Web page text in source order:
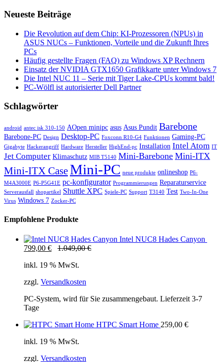
Neueste Beiträge
Die Revolution auf dem Chip: KI-Prozessoren (NPUs) in
ASUS NUCs – Funktionen, Vorteile und die Zukunft Ihres
PCs
Häufig gestellte Fragen (FAQ) zu Windows XP Rechnern
Einsatz der NVIDIA GTX1650 Grafikkarte unter Windows 7
Die Intel NUC 11 – Serie mit Tiger Lake-CPUs kommt bald!
PC-Wölfl ist autorisierter Dell Partner
Schlagwörter
android antec isk 310-150 AOpen minipc asus Asus Pundit Barebone
Barebone-PC Design Desktop-PC Foxconn R10-G4 Funktionen Gaming-PC
Gigabyte Hackerangriff Hardware Hersteller HighEnd-pc Installation Intel Atom IT
Jet Computer Klimaschutz MIB T5140 Mini-Barebone Mini-ITX
Mini-ITX CaseMini-PC neue produkte onlineshop P6-
M4A3000E P6-P5G41E pc-konfigurator Programmierungen Reparaturservice
Serverausfall shopartikel Shuttle XPC Spiele-PC Support T3140 Test Two-In-One
Virus Windows 7 Zocker-PC
Empfohlene Produkte
Intel NUC8 Hades Canyon
799,00 € 1.049,00€
inkl. 19 % MwSt.
zzgl. Versandkosten
PC-System, wird für Sie zusammengebaut. Lieferzeit 3-7
Tage
HTPC Smart Home 259,00 €
inkl. 19 % MwSt.
zzgl. Versandkosten